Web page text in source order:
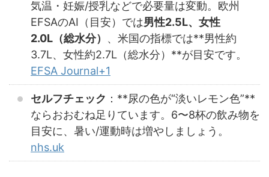
気温・妊娠/授乳などで必要量は変動。欧州
EFSAのAI（目安）では男性2.5L、女性
2.0L（総水分） 、米国の指標では**男性約
3.7L、女性約2.7L（総水分）**が目安です。
EFSA Journal+1
セルフチェック ：**尿の色が“淡いレモン色”**
ならおおむね足りています。6〜8杯の飲み物を
目安に、暑い/運動時は増やしましょう。
nhs.uk